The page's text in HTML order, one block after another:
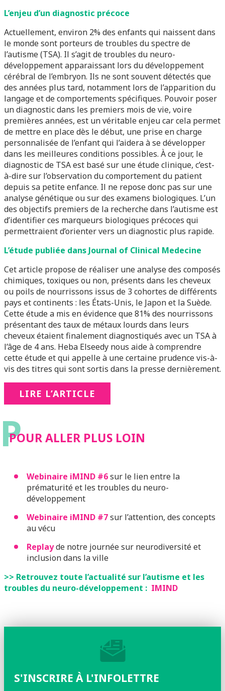
L’enjeu d’un diagnostic précoce
Actuellement, environ 2% des enfants qui naissent dans
le monde sont porteurs de troubles du spectre de
l’autisme (TSA). Il s’agit de troubles du neuro-
développement apparaissant lors du développement
cérébral de l’embryon. Ils ne sont souvent détectés que
des années plus tard, notamment lors de l’apparition du
langage et de comportements spécifiques. Pouvoir poser
un diagnostic dans les premiers mois de vie, voire
premières années, est un véritable enjeu car cela permet
de mettre en place dès le début, une prise en charge
personnalisée de l’enfant qui l’aidera à se développer
dans les meilleures conditions possibles. À ce jour, le
diagnostic de TSA est basé sur une étude clinique, c’est-
à-dire sur l’observation du comportement du patient
depuis sa petite enfance. Il ne repose donc pas sur une
analyse génétique ou sur des examens biologiques. L’un
des objectifs premiers de la recherche dans l’autisme est
d’identifier ces marqueurs biologiques précoces qui
permettraient d’orienter vers un diagnostic plus rapide.
L’étude publiée dans Journal of Clinical Medecine
Cet article propose de réaliser une analyse des composés
chimiques, toxiques ou non, présents dans les cheveux
ou poils de nourrissons issus de 3 cohortes de différents
pays et continents : les États-Unis, le Japon et la Suède.
Cette étude a mis en évidence que 81% des nourrissons
présentant des taux de métaux lourds dans leurs
cheveux étaient finalement diagnostiqués avec un TSA à
l’âge de 4 ans. Heba Elseedy nous aide à comprendre
cette étude et qui appelle à une certaine prudence vis-à-
vis des titres qui sont sortis dans la presse dernièrement.
LIRE L’ARTICLE
P
POUR ALLER PLUS LOIN
Webinaire iMIND #6sur le lien entre la
prématurité et les troubles du neuro-
développement
Webinaire iMIND #7sur l’attention, des concepts
au vécu
Replayde notre journée sur neurodiversité et
inclusion dans la ville
>> Retrouvez toute l’actualité sur l’autisme et les
troubles du neuro-développement : IMIND
S'INSCRIRE À L'INFOLETTRE